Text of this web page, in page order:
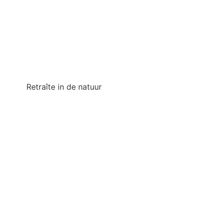
Retraîte in de natuur